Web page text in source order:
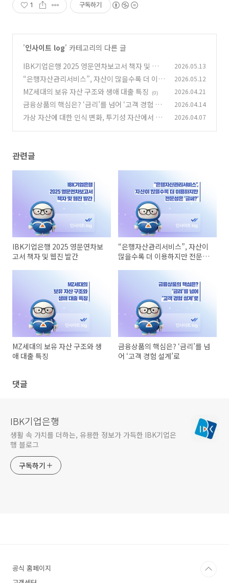
1 구독하기
'인사이트 log' 카테고리의 다른 글
IBK기업은행 2025 영문연차보고서 책자 및 웹진
발간
(0)
2026.05.13
“은행자산관리서비스”, 자산이 많을수록 더 이용
하지만 전문성은 ‘글쎄?’
(1)
2026.05.12
MZ세대의 보유 자산 구조와 생애 대출 특징 (0) 2026.04.21
금융상품의 핵심은? ‘금리’를 넘어 ‘고객 경험 설
계’로
(0)
2026.04.14
가상 자산에 대한 인식 변화, 투기성 자산에서 투
2026.04.07
관련글
IBK기업은행 2025 영문연차보
고서 책자 및 웹진 발간
“은행자산관리서비스”, 자산이
많을수록 더 이용하지만 전문성
MZ세대의 보유 자산 구조와 생
애 대출 특징
금융상품의 핵심은? ‘금리’를 넘
어 ‘고객 경험 설계’로
댓글
IBK기업은행
생활 속 가치를 더하는, 유용한 정보가 가득한 IBK기업은
행 블로그
구독하기
공식 홈페이지